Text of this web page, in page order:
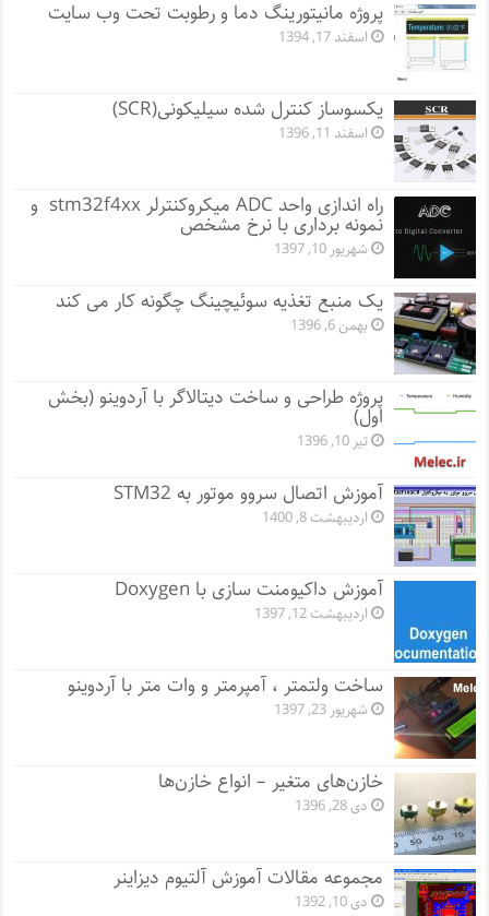
پروژه مانيتورينگ دما و رطوبت تحت وب سایت
اسفند 17, 1394
یکسوساز کنترل شده سیلیکونی(SCR)
اسفند 11, 1396
راه اندازی واحد ADC میکروکنترلر stm32f4xx و
نمونه برداری با نرخ مشخص
شهریور 10, 1397
یک منبع تغذیه سوئیچینگ چگونه کار می کند
بهمن 6, 1396
پروژه طراحی و ساخت دیتالاگر با آردوینو (بخش
اول)
تیر 10, 1396
آموزش اتصال سروو موتور به STM32
اردیبهشت 8, 1400
آموزش داکیومنت سازی با Doxygen
اردیبهشت 12, 1397
ساخت ولتمتر ، آمپرمتر و وات متر با آردوینو
شهریور 23, 1397
خازن‌های متغیر – انواع خازن‌ها
دی 28, 1396
مجموعه مقالات آموزش آلتیوم دیزاینر
دی 10, 1392